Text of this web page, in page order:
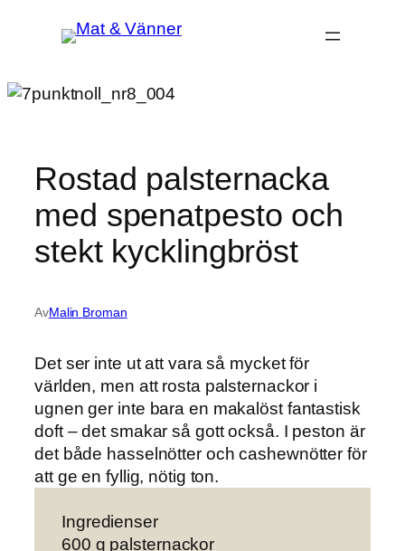
Rostad palsternacka
med spenatpesto och
stekt kycklingbröst
AvMalin Broman
Det ser inte ut att vara så mycket för
världen, men att rosta palsternackor i
ugnen ger inte bara en makalöst fantastisk
doft – det smakar så gott också. I peston är
det både hasselnötter och cashewnötter för
att ge en fyllig, nötig ton.
Ingredienser
600 g palsternackor